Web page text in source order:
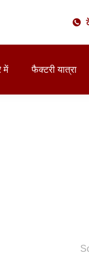
में फैक्टरी यात्रा